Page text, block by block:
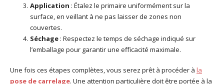
Application : Étalez le primaire uniformément sur la
surface, en veillant à ne pas laisser de zones non
couvertes.
Séchage : Respectez le temps de séchage indiqué sur
l’emballage pour garantir une efficacité maximale.
Une fois ces étapes complètes, vous serez prêt à procéder à la
pose de carrelage. Une attention particulière doit être portée à la